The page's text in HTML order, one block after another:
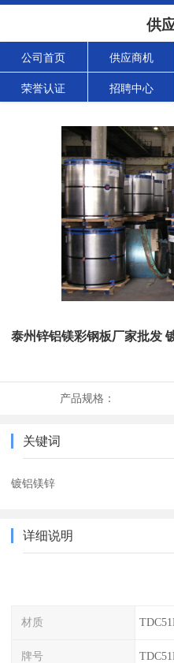
供
公司首页 供应商机
荣誉认证 招聘中心
泰州锌铝镁彩钢板厂家批发
产品规格：
关键词
镀铝镁锌
详细说明
材质
牌号